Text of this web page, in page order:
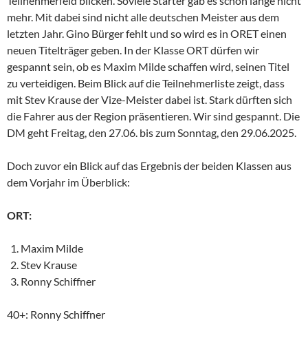
mehr. Mit dabei sind nicht alle deutschen Meister aus dem
letzten Jahr. Gino Bürger fehlt und so wird es in ORET einen
neuen Titelträger geben. In der Klasse ORT dürfen wir
gespannt sein, ob es Maxim Milde schaffen wird, seinen Titel
zu verteidigen. Beim Blick auf die Teilnehmerliste zeigt, dass
mit Stev Krause der Vize-Meister dabei ist. Stark dürften sich
die Fahrer aus der Region präsentieren. Wir sind gespannt. Die
DM geht Freitag, den 27.06. bis zum Sonntag, den 29.06.2025.
Doch zuvor ein Blick auf das Ergebnis der beiden Klassen aus
dem Vorjahr im Überblick:
ORT:
Maxim Milde
Stev Krause
Ronny Schiffner
40+: Ronny Schiffner